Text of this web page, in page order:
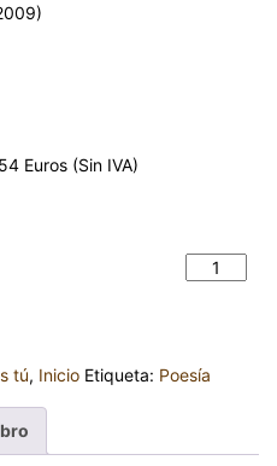
Euros (Sin IVA)
tú, Inicio Etiqueta: Poesía